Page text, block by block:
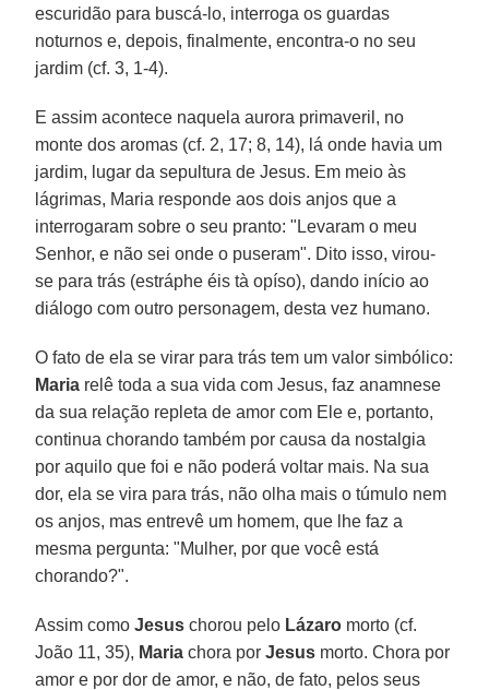
escuridão para buscá-lo, interroga os guardas
noturnos e, depois, finalmente, encontra-o no seu
jardim (cf. 3, 1-4).
E assim acontece naquela aurora primaveril, no
monte dos aromas (cf. 2, 17; 8, 14), lá onde havia um
jardim, lugar da sepultura de Jesus. Em meio às
lágrimas, Maria responde aos dois anjos que a
interrogaram sobre o seu pranto: "Levaram o meu
Senhor, e não sei onde o puseram". Dito isso, virou-
se para trás (estráphe éis tà opíso), dando início ao
diálogo com outro personagem, desta vez humano.
O fato de ela se virar para trás tem um valor simbólico:
Maria relê toda a sua vida com Jesus, faz anamnese
da sua relação repleta de amor com Ele e, portanto,
continua chorando também por causa da nostalgia
por aquilo que foi e não poderá voltar mais. Na sua
dor, ela se vira para trás, não olha mais o túmulo nem
os anjos, mas entrevê um homem, que lhe faz a
mesma pergunta: "Mulher, por que você está
chorando?".
Assim comoJesus chorou pelo Lázaro morto (cf.
João 11, 35), Maria chora porJesus morto. Chora por
amor e por dor de amor, e não, de fato, pelos seus